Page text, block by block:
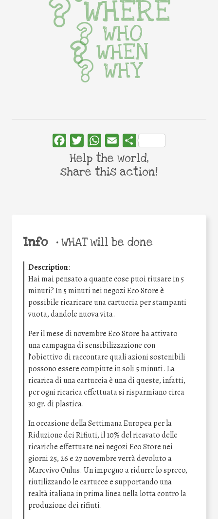
Info •WHAT will be done
Description:
Hai mai pensato a quante cose puoi riusare in 5
minuti? In 5 minuti nei negozi Eco Store è
possibile ricaricare una cartuccia per stampanti
vuota, dandole nuova vita.
Per il mese di novembre Eco Store ha attivato
una campagna di sensibilizzazione con
l’obiettivo di raccontare quali azioni sostenibili
possono essere compiute in soli 5 minuti. La
ricarica di una cartuccia è una di queste, infatti,
per ogni ricarica effettuata si risparmiano circa
30 gr. di plastica.
In occasione della Settimana Europea per la
Riduzione dei Rifiuti, il 10% del ricavato delle
ricariche effettuate nei negozi Eco Store nei
giorni 25, 26 e 27 novembre verrà devoluto a
Marevivo Onlus. Un impegno a ridurre lo spreco,
riutilizzando le cartucce e supportando una
realtà italiana in prima linea nella lotta contro la
produzione dei rifiuti.
WHERE
WHO
WHEN
WHY
FacebookTwitterWhatsApp
Email Share
Help the world,
share this action!